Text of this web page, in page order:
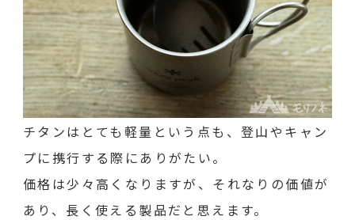
チタンはとても軽量という点も、登山やキャン
プに携行する際にありがたい。
価格は少々高くなりますが、それなりの価値が
あり、長く使える製品だと思えます。